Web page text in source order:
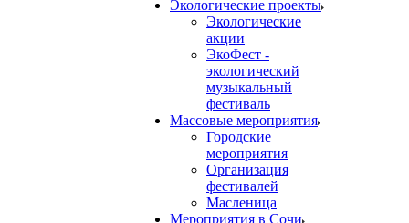
Экологические проекты
Экологические
акции
ЭкоФест -
экологический
музыкальный
фестиваль
Массовые мероприятия
Городские
мероприятия
Организация
фестивалей
Масленица
Мероприятия в Сочи